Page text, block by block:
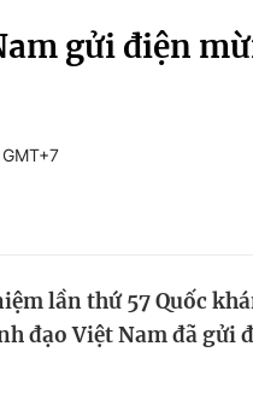
sống
gửi điện
lần thứ 57 Quốc
đạo Việt Nam đã gửi